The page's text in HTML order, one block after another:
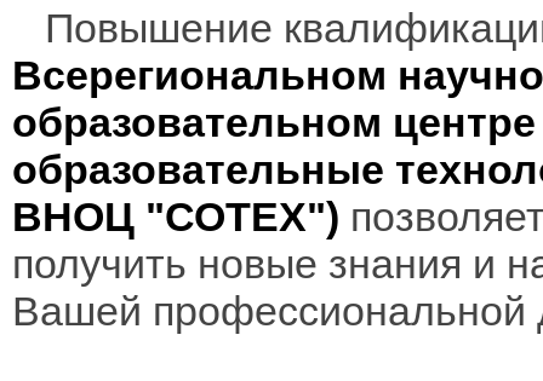
Повышение
Всерегиональном
образовательном
образовательные
ВНОЦ "СОТЕХ")
получить новые знания и
Вашей профессиональной